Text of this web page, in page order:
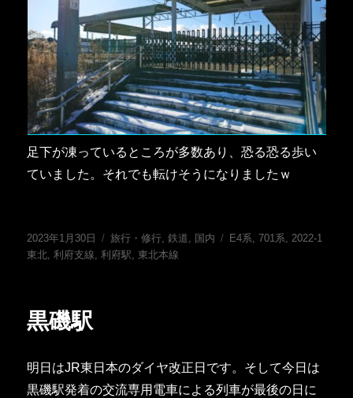
足下が凍っているところが多数あり、恐る恐る歩い
ていました。それでも転けそうになりましたｗ
投
稿
2023年1月30日
カ
テ
旅行・修行 ,鉄道 国内
タ
E4系 ,701系
2022-1
東北 ,利府支線 ,利府駅 ,東北本線
黒磯駅
明日はJR東日本のダイヤ改正日です。そして今日は
黒磯駅発着の交流専用電車による列車が最後の日に